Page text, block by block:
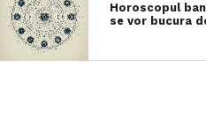
Horoscopul
se vor bucura